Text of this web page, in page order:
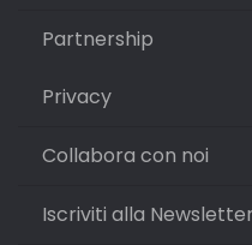
Partnership
Privacy
Collabora con noi
Iscriviti alla Newsletter